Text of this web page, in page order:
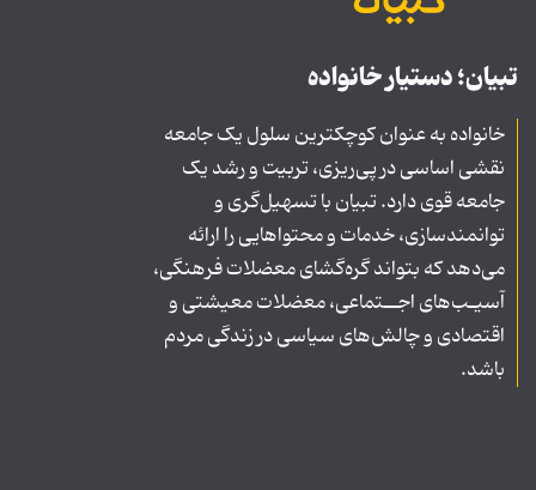
تبیان؛ دستیار خانواده
خانواده به عنوان کوچکترین سلول یک جامعه
نقشی اساسی در پی‌ریزی، تربیت و رشد یک
جامعه قوی دارد. تبیان با تسهیل‌گری و
توانمندسازی، خدمات و محتواهایی را ارائه
می‌دهد که بتواند گره‌گشای معضلات فرهنگی،
آسیـب‌های اجــتماعی، معضلات معیشتی و
اقتصادی و چالش‌های سیاسی در زندگی مردم
باشد.